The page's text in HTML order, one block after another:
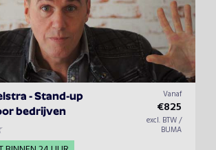
- Stand-up
bedrijven
Vanaf
€825
excl. BTW /
BUMA